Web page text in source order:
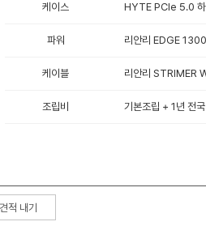
케이스 HYTE PCIe 5.0 하
파워 리안리 EDGE
케이블 리안리 STRIMER
조립비 기본조립 + 1년 전
적 내기